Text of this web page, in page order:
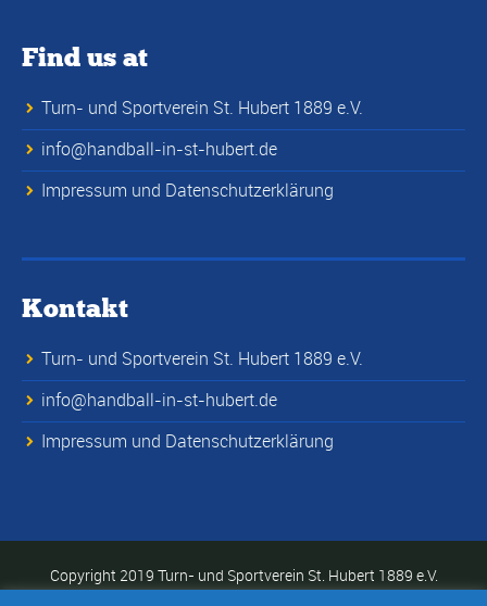
Find us at
Turn- und Sportverein St. Hubert 1889 e.V.
info@handball-in-st-hubert.de
Impressum und Datenschutzerklärung
Kontakt
Turn- und Sportverein St. Hubert 1889 e.V.
info@handball-in-st-hubert.de
Impressum und Datenschutzerklärung
Copyright 2019 Turn- und Sportverein St. Hubert 1889 e.V.